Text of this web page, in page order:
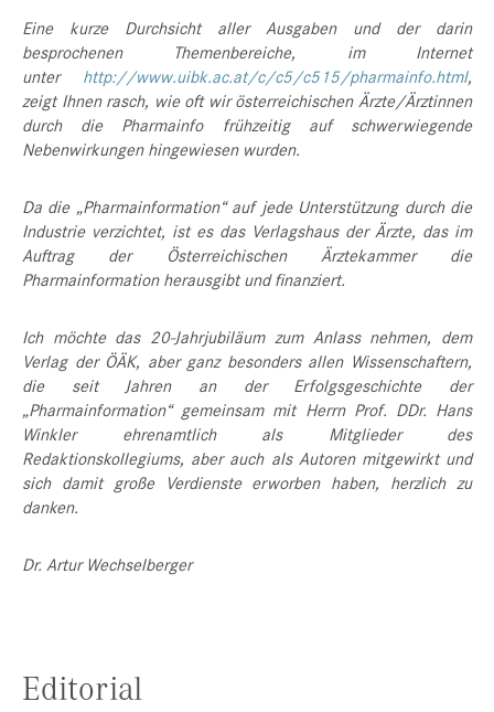
Eine kurze Durchsicht aller Ausgaben und der darin
besprochenen Themenbereiche, im Internet
unter http://www.uibk.ac.at/c/c5/c515/pharmainfo.html,
zeigt Ihnen rasch, wie oft wir österreichischen Ärzte/Ärztinnen
durch die Pharmainfo frühzeitig auf schwerwiegende
Nebenwirkungen hingewiesen wurden.
Da die „Pharmainformation“ auf jede Unterstützung durch die
Industrie verzichtet, ist es das Verlagshaus der Ärzte, das im
Auftrag der Österreichischen Ärztekammer die
Pharmainformation herausgibt und finanziert.
Ich möchte das 20-Jahrjubiläum zum Anlass nehmen, dem
Verlag der ÖÄK, aber ganz besonders allen Wissenschaftern,
die seit Jahren an der Erfolgsgeschichte der
„Pharmainformation“ gemeinsam mit Herrn Prof. DDr. Hans
Winkler ehrenamtlich als Mitglieder des
Redaktionskollegiums, aber auch als Autoren mitgewirkt und
sich damit große Verdienste erworben haben, herzlich zu
danken.
Dr. Artur Wechselberger
Editorial